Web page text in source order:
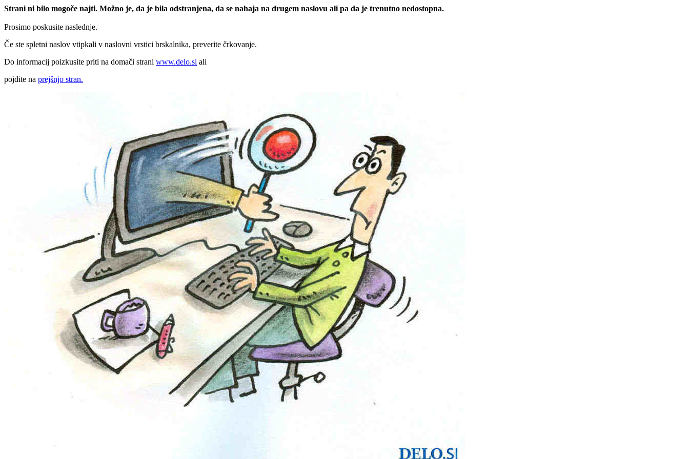
Strani ni bilo mogoče najti. Možno je, da je bila odstranjena, da se nahaja na drugem naslovu ali pa da je trenutno nedostopna.
Prosimo poskusite naslednje.
Če ste spletni naslov vtipkali v naslovni vrstici brskalnika, preverite črkovanje.
Do informacij poizkusite priti na domači strani www.delo.si ali
pojdite na prejšnjo stran.